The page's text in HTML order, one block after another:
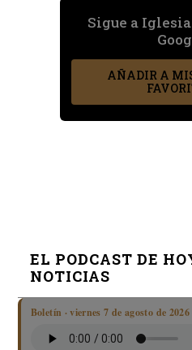
Sigue a
AÑADIR A
EL PODCAST DE
NOTICIAS
Boletín · viernes 7 de agosto de 2026